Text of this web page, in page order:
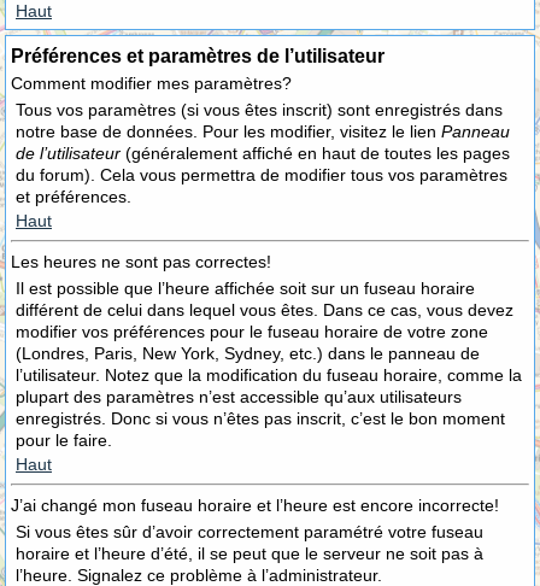
Haut
Préférences et paramètres de l’utilisateur
Comment modifier mes paramètres?
Tous vos paramètres (si vous êtes inscrit) sont enregistrés dans
notre base de données. Pour les modifier, visitez le lien Panneau
de l’utilisateur (généralement affiché en haut de toutes les pages
du forum). Cela vous permettra de modifier tous vos paramètres
et préférences.
Haut
Les heures ne sont pas correctes!
Il est possible que l’heure affichée soit sur un fuseau horaire
différent de celui dans lequel vous êtes. Dans ce cas, vous devez
modifier vos préférences pour le fuseau horaire de votre zone
(Londres, Paris, New York, Sydney, etc.) dans le panneau de
l’utilisateur. Notez que la modification du fuseau horaire, comme la
plupart des paramètres n’est accessible qu’aux utilisateurs
enregistrés. Donc si vous n’êtes pas inscrit, c’est le bon moment
pour le faire.
Haut
J’ai changé mon fuseau horaire et l’heure est encore incorrecte!
Si vous êtes sûr d’avoir correctement paramétré votre fuseau
horaire et l’heure d’été, il se peut que le serveur ne soit pas à
l’heure. Signalez ce problème à l’administrateur.